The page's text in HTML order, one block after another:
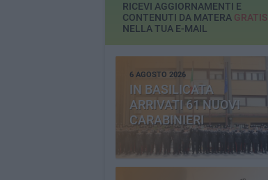
RICEVI AGGIORNAMENTI E
CONTENUTI DA MATERA GRATIS
NELLA TUA E-MAIL
6 AGOSTO 2026
IN BASILICATA
ARRIVATI 61 NUOVI
CARABINIERI